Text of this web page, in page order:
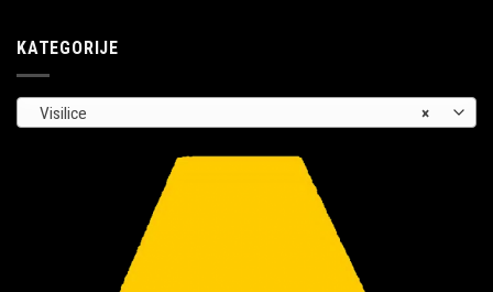
KATEGORIJE
×
Visilice